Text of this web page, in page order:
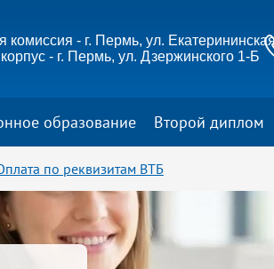
комиссия - г. Пермь, ул.
- г. Пермь, ул. Дзержинского 1-Б
образование Второй диплом
по реквизитам ВТБ